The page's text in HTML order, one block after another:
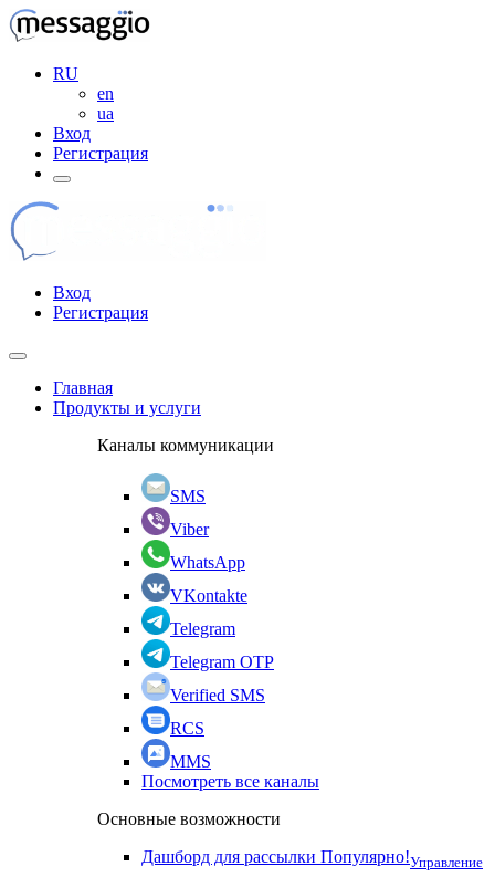
RU
en
ua
Вход
Регистрация
Вход
Регистрация
Главная
Продукты и услуги
Каналы коммуникации
SMS
Viber
WhatsApp
VKontakte
Telegram
Telegram OTP
Verified SMS
RCS
MMS
Посмотреть все каналы
Основные возможности
Дашборд для рассылки Популярно!Управление